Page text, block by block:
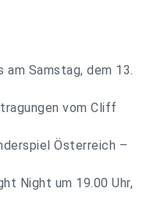
am Samstag, dem 13.
vom Cliff
Österreich –
Night um 19.00 Uhr,